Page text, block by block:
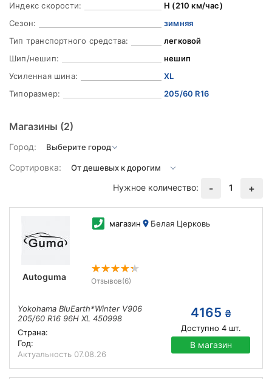
Индекс скорости:
H (210 км/час)
Сезон:
зимняя
Тип транспортного средства:
легковой
Шип/нешип:
нешип
Усиленная шина:
XL
Типоразмер:
205/60 R16
Магазины (2)
Город:
Сортировка:
Нужное количество:
- 1 +
Autoguma
магазин Белая Церковь
Отзывов(6)
Yokohama BluEarth*Winter V906
205/60 R16 96H XL 450998
Страна:
Год:
Актуальность 07.08.26
4165 ₴
Доступно 4шт.
В магазин